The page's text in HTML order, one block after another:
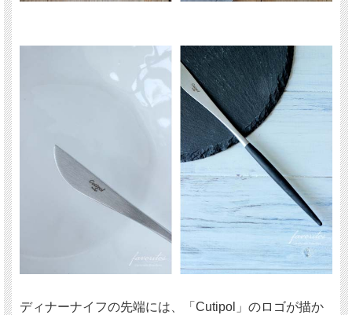
ディナーナイフの先端には、「Cutipol」のロゴが描か